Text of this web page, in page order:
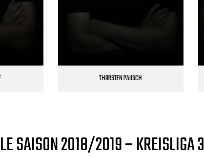
THORSTEN PAUSCH
SAISON 2018/2019 – KREISLIGA 3